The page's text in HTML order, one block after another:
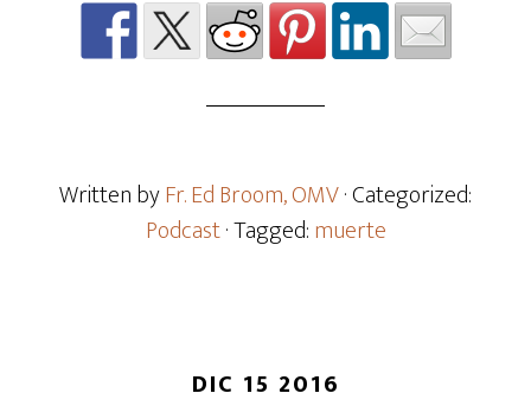
Written byFr. Ed Broom, OMV· Categorized:
Podcast· Tagged:muerte
DIC 15 2016